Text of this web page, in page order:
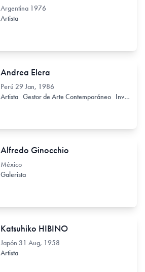
Argentina 1976
Artista
Andrea Elera
Perú 29 Jan, 1986
Artista Gestor de Arte Contemporáneo Investigador de Arte Contemporáneo
Alfredo Ginocchio
México
Galerista
Katsuhiko HIBINO
Japón 31 Aug, 1958
Artista